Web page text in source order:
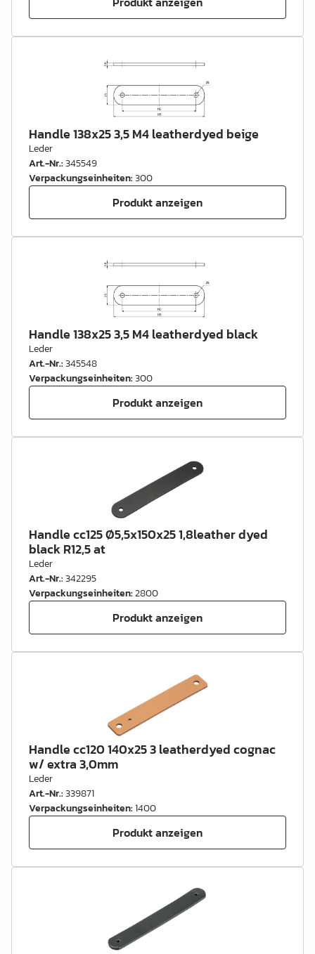
Handle 138x25 3,5 M4 leatherdyed beige
Leder
Art.-Nr.:345549
Verpackungseinheiten:300
Produkt anzeigen
Handle 138x25 3,5 M4 leatherdyed black
Leder
Art.-Nr.:345548
Verpackungseinheiten:300
Produkt anzeigen
Handle cc125 Ø5,5x150x25 1,8leather dyed
black R12,5 at
Leder
Art.-Nr.:342295
Verpackungseinheiten:2800
Produkt anzeigen
Handle cc120 140x25 3 leatherdyed cognac
w/ extra 3,0mm
Leder
Art.-Nr.:339871
Verpackungseinheiten:1400
Produkt anzeigen